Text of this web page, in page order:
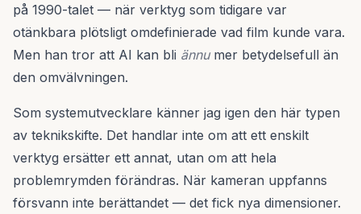
på 1990-talet — när verktyg som tidigare var
otänkbara plötsligt omdefinierade vad film kunde vara.
Men han tror att AI kan bli ännumer betydelsefull än
den omvälvningen.
Som systemutvecklare känner jag igen den här typen
av teknikskifte. Det handlar inte om att ett enskilt
verktyg ersätter ett annat, utan om att hela
problemrymden förändras. När kameran uppfanns
försvann inte berättandet — det fick nya dimensioner.